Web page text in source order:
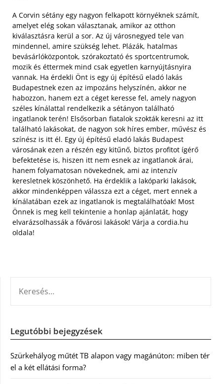
A Corvin sétány egy nagyon felkapott környéknek számít,
amelyet elég sokan választanak, amikor az otthon
kiválasztásra kerül a sor. Az új városnegyed tele van
mindennel, amire szükség lehet. Plázák, hatalmas
bevásárlóközpontok, szórakoztató és sportcentrumok,
mozik és éttermek mind csak egyetlen karnyújtásnyira
vannak. Ha érdekli Önt is egy új építésű eladó lakás
Budapestnek ezen az impozáns helyszínén, akkor ne
habozzon, hanem ezt a céget keresse fel, amely nagyon
széles kínálattal rendelkezik a sétányon található
ingatlanok terén! Elsősorban fiatalok szokták keresni az itt
található lakásokat, de nagyon sok híres ember, művész és
színész is itt él. Egy új építésű eladó lakás Budapest
városának ezen a részén egy kitűnő, biztos profitot ígérő
befektetése is, hiszen itt nem esnek az ingatlanok árai,
hanem folyamatosan növekednek, ami az intenzív
keresletnek köszönhető. Ha érdeklik a lakóparki lakások,
akkor mindenképpen válassza ezt a céget, mert ennek a
kínálatában ezek az ingatlanok is megtalálhatóak! Most
Önnek is meg kell tekintenie a honlap ajánlatát, hogy
elvarázsolhassák a fővárosi lakások! Várja a cordia.hu
oldala!
Legutóbbi bejegyzések
Szürkehályog műtét TB alapon vagy magánúton: miben tér
el a két ellátási forma?